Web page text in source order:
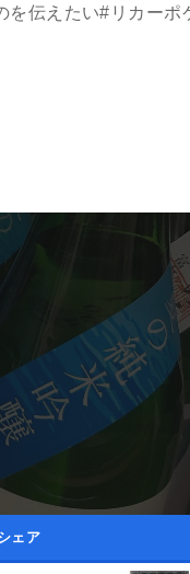
を伝えたい#リカーポ
ェア